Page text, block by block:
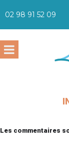
02 98 91 52 09
Les commentaires